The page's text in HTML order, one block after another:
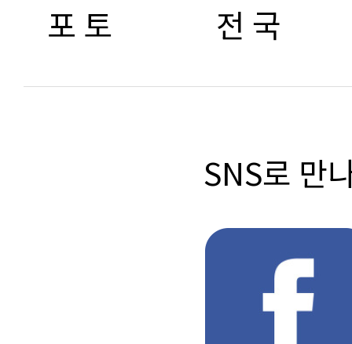
포 토
전 국
SNS로 만